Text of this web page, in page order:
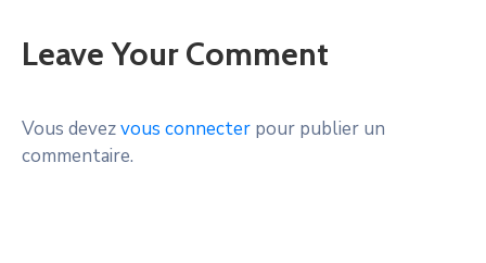
Leave Your Comment
Vous devezvous connecter pour publier un
commentaire.